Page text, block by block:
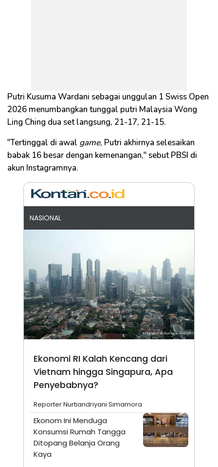
Putri Kusuma Wardani sebagai unggulan 1 Swiss Open
2026 menumbangkan tunggal putri Malaysia Wong
Ling Ching dua set langsung, 21-17, 21-15.
"Tertinggal di awal game, Putri akhirnya selesaikan
babak 16 besar dengan kemenangan," sebut PBSI di
akun Instagramnya.
NASIONAL
Ekonomi RI Kalah Kencang dari
Vietnam hingga Singapura, Apa
Penyebabnya?
Reporter Nurtiandriyani Simamora
Ekonom Ini Menduga
Konsumsi Rumah Tangga
Ditopang Belanja Orang
Kaya